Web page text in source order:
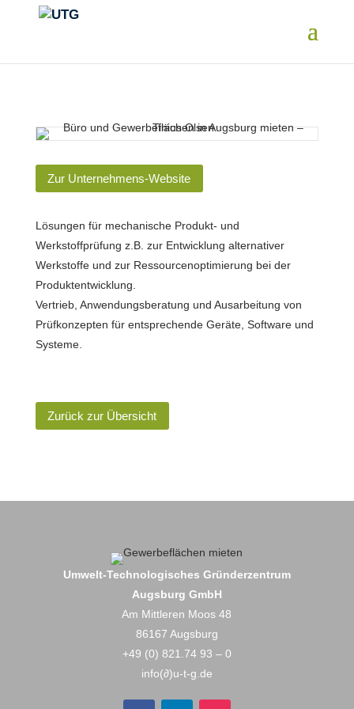
Zur Unternehmens-Website
Lösungen für mechanische Produkt- und
Werkstoffprüfung z.B. zur Entwicklung alternativer
Werkstoffe und zur Ressourcenoptimierung bei der
Produktentwicklung.
Vertrieb, Anwendungsberatung und Ausarbeitung von
Prüfkonzepten für entsprechende Geräte, Software und
Systeme.
Zurück zur Übersicht
Umwelt-Technologisches Gründerzentrum
Augsburg GmbH
Am Mittleren Moos 48
86167 Augsburg
+49 (0) 821.74 93 – 0
info(∂)u-t-g.de